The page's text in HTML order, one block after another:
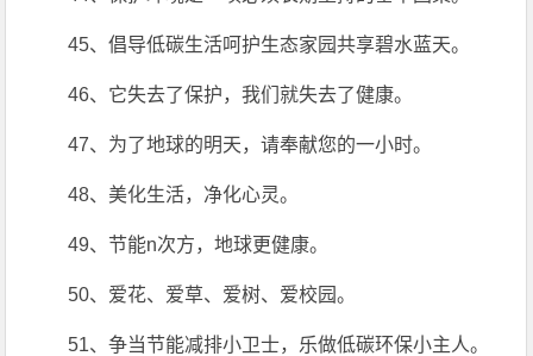
45、倡导低碳生活呵护生态家园共享碧水蓝天。
46、它失去了保护，我们就失去了健康。
47、为了地球的明天，请奉献您的一小时。
48、美化生活，净化心灵。
49、节能n次方，地球更健康。
50、爱花、爱草、爱树、爱校园。
51、争当节能减排小卫士，乐做低碳环保小主人。